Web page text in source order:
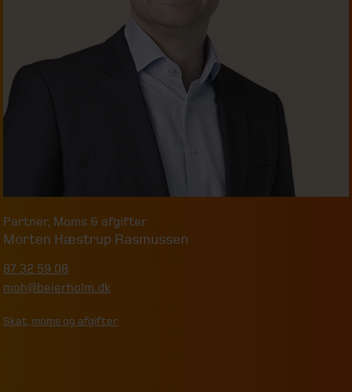
Partner, Moms & afgifter
Morten Hæstrup Rasmussen
87 32 59 08
moh@beierholm.dk
Skat, moms og afgifter